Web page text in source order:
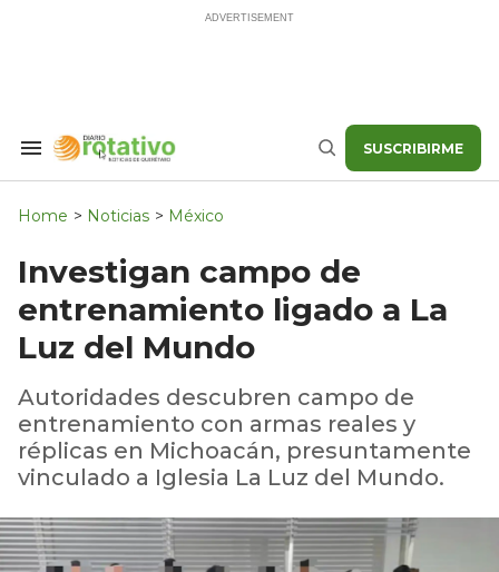
Search
Navigation
Buscar SUSCRIBIRME
Home > Noticias > México
Investigan campo de
entrenamiento ligado a La
Luz del Mundo
Autoridades descubren campo de
entrenamiento con armas reales y
réplicas en Michoacán, presuntamente
vinculado a Iglesia La Luz del Mundo.